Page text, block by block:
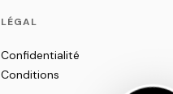
LÉGAL
Confidentialité
Conditions